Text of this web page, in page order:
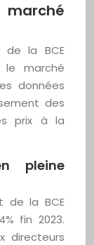
de la BCE
marché
données
des
prix à la
pleine
de la BCE
fin 2023.
directeurs